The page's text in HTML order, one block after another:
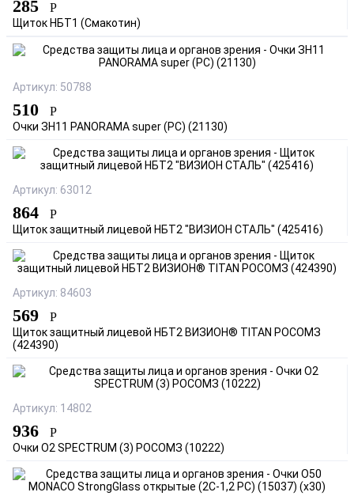
285 Р
Щиток НБТ1 (Смакотин)
Артикул: 50788
510 Р
Очки ЗН11 PANORAMA super (PC) (21130)
Артикул: 63012
864 Р
Щиток защитный лицевой НБТ2 "ВИЗИОН СТАЛЬ" (425416)
Артикул: 84603
569 Р
Щиток защитный лицевой НБТ2 ВИЗИОН® TITAN РОСОМЗ
(424390)
Артикул: 14802
936 Р
Очки О2 SPECTRUM (3) РОСОМЗ (10222)